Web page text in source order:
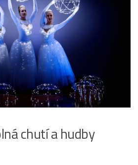
chutí a hudby